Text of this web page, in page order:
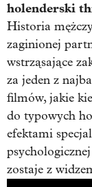
holenderski
Historia
zaginionej
wstrząsające
za jeden z
filmów, jakie
do typowych
efektami
zostaje z